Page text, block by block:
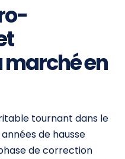
en
tournant dans le
de hausse
de correction